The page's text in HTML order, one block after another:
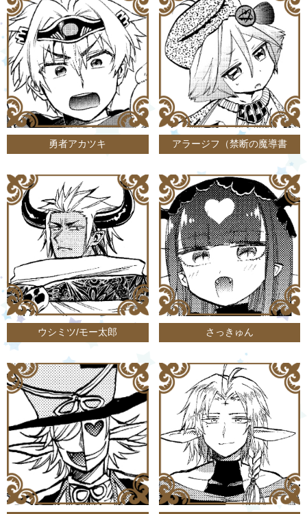
勇者アカツキ アラージフ（禁断の魔導書
ウシミツ/モー太郎 さっきゅん